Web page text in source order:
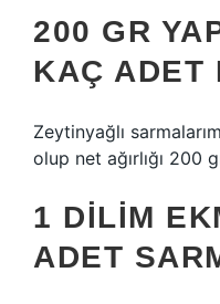
200 GR
KAÇ ADET
Zeytinyağlı
olup net ağırlığı 200
1 DILIM
ADET